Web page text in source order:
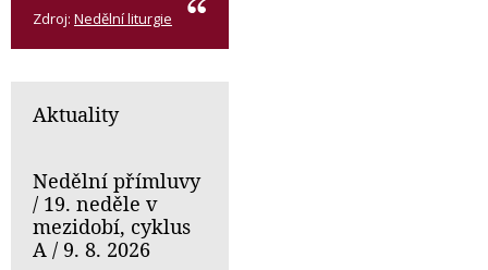
Zdroj: Nedělní liturgie
Aktuality
Nedělní přímluvy
/ 19. neděle v
mezidobí, cyklus
A / 9. 8. 2026